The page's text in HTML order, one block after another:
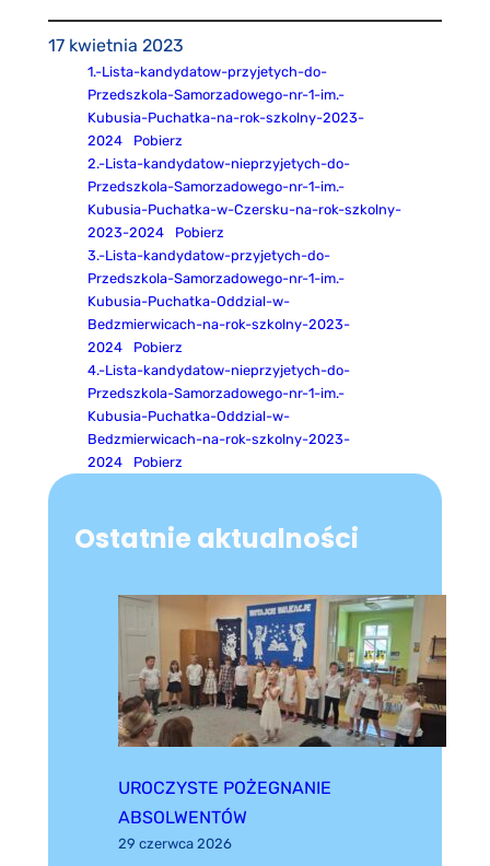
17 kwietnia 2023
1.-Lista-kandydatow-przyjetych-do-
Przedszkola-Samorzadowego-nr-1-im.-
Kubusia-Puchatka-na-rok-szkolny-2023-
2024
Pobierz
2.-Lista-kandydatow-nieprzyjetych-do-
Przedszkola-Samorzadowego-nr-1-im.-
Kubusia-Puchatka-w-Czersku-na-rok-szkolny-
2023-2024
Pobierz
3.-Lista-kandydatow-przyjetych-do-
Przedszkola-Samorzadowego-nr-1-im.-
Kubusia-Puchatka-Oddzial-w-
Bedzmierwicach-na-rok-szkolny-2023-
2024
Pobierz
4.-Lista-kandydatow-nieprzyjetych-do-
Przedszkola-Samorzadowego-nr-1-im.-
Kubusia-Puchatka-Oddzial-w-
Bedzmierwicach-na-rok-szkolny-2023-
2024
Pobierz
Ostatnie aktualności
UROCZYSTE POŻEGNANIE
ABSOLWENTÓW
29 czerwca 2026